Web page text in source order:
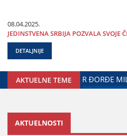
08.04.2025.
ЈEDINSTVENA SRBIЈA POZVALA SVOЈE
DETALJNIJE
AKTUELNE TEME
ЈAGODINE I
AKTUELNOSTI